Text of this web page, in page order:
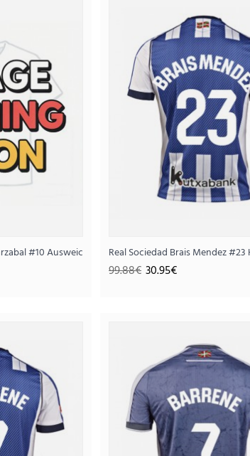
Real Sociedad
99.88€
..
#10 Ausweichtrikot 2025-26 Kurzarm
Real Sociedad Brais Mendez
99.88€ 30.95€